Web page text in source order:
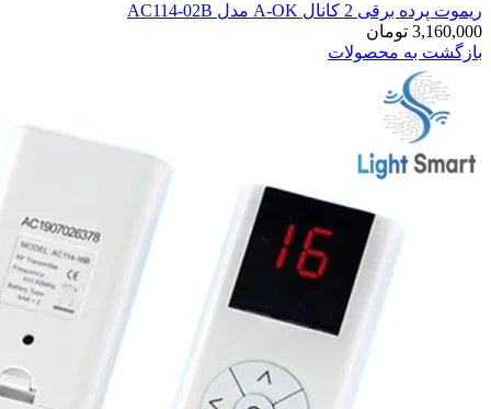
ریموت پرده برقی 2 کانال A-OK مدل AC114-02B
3,160,000 تومان
بازگشت به محصولات